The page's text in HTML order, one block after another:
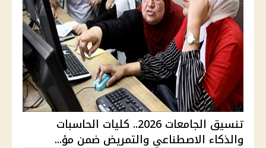
تنسيق الجامعات 2026.. كليات الحاسبات
والذكاء الاصطناعي والتمريض ضمن مؤ...